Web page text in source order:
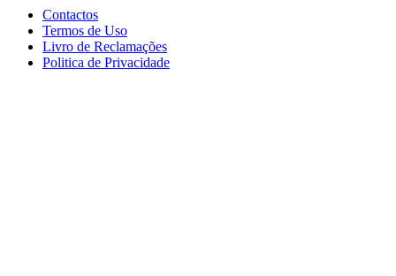
Contactos
Termos de Uso
Livro de Reclamações
Politica de Privacidade